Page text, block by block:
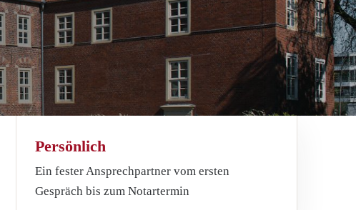
Persönlich
Ein fester Ansprechpartner vom ersten
Gespräch bis zum Notartermin